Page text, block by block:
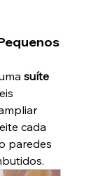
suíte
cada
paredes